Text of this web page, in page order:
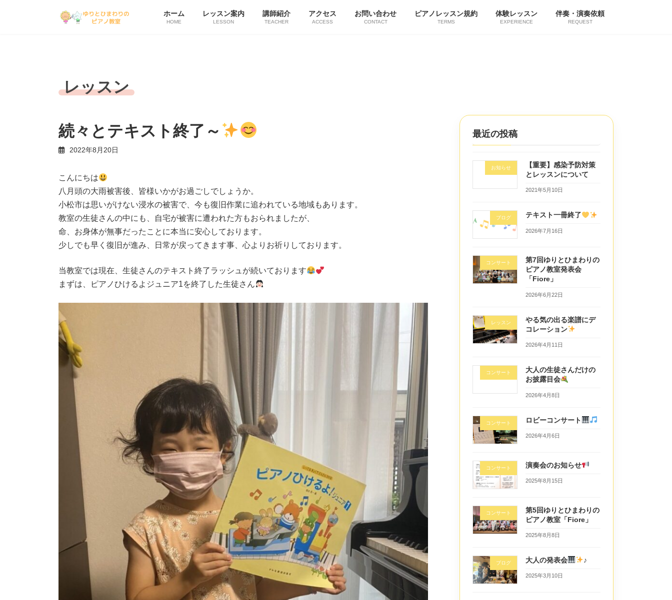
ホーム
HOME
レッスン案内
LESSON
講師紹介
TEACHER
アクセス
ACCESS
お問い合わせ
CONTACT
ピアノレッスン規約
TERMS
体験レッスン
EXPERIENCE
伴奏・演奏依頼
REQUEST
レッスン
続々とテキスト終了～
2022年8月20日
こんにちは
八月頭の大雨被害後、皆様いかがお過ごしでしょうか。
小松市は思いがけない浸水の被害で、今も復旧作業に追われている地域もあります。
教室の生徒さんの中にも、自宅が被害に遭われた方もおられましたが、
命、お身体が無事だったことに本当に安心しております。
少しでも早く復旧が進み、日常が戻ってきます事、心よりお祈りしております。
当教室では現在、生徒さんのテキスト終了ラッシュが続いております
まずは、ピアノひけるよジュニア1を終了した生徒さん
最近の投稿
お知らせ
【重要】感染予防対策
とレッスンについて
2021年5月10日
ブログ テキスト一冊終了
2026年7月16日
コンサート
第7回ゆりとひまわりの
ピアノ教室発表会
「Fiore」
2026年6月22日
レッスン
やる気の出る楽譜にデ
コレーション
2026年4月11日
コンサート
大人の生徒さんだけの
お披露目会
2026年4月8日
コンサート ロビーコンサート
2026年4月6日
コンサート 演奏会のお知らせ
2025年8月15日
コンサート
第5回ゆりとひまわりの
ピアノ教室「Fiore」
2025年8月8日
ブログ 大人の発表会 ♪
2025年3月10日